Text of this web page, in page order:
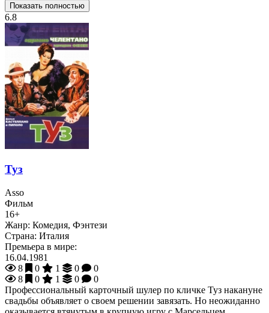
Показать полностью
6.8
Туз
Asso
Фильм
16+
Жанр: Комедия, Фэнтези
Страна: Италия
Премьера в мире:
16.04.1981
8
0 1 0
0
8
0 1 0
0
Профессиональный карточный шулер по кличке Туз накануне
свадьбы объявляет о своем решении завязать. Но неожиданно